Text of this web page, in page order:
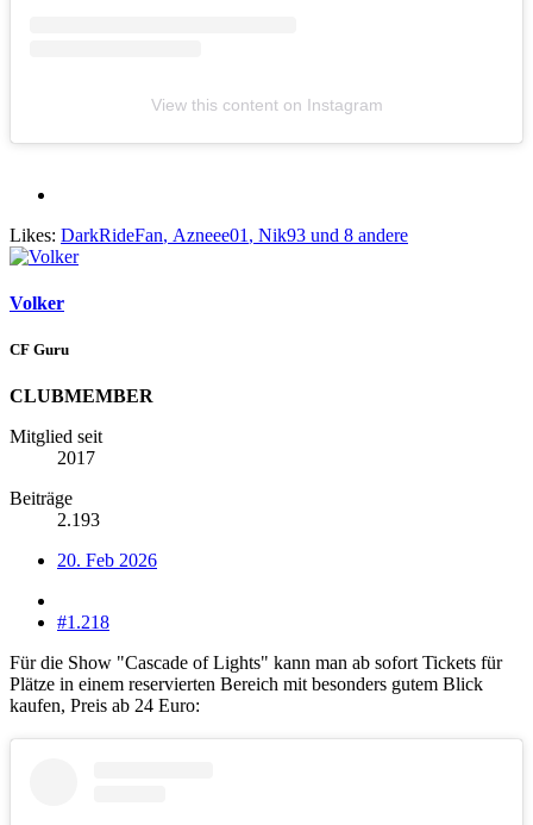
View this content on Instagram
Likes: DarkRideFan, Azneee01 , Nik93 und 8 andere
Volker
CF Guru
CLUBMEMBER
Mitglied seit
2017
Beiträge
2.193
20. Feb 2026
#1.218
Für die Show "Cascade of Lights" kann man ab sofort Tickets für
Plätze in einem reservierten Bereich mit besonders gutem Blick
kaufen, Preis ab 24 Euro: